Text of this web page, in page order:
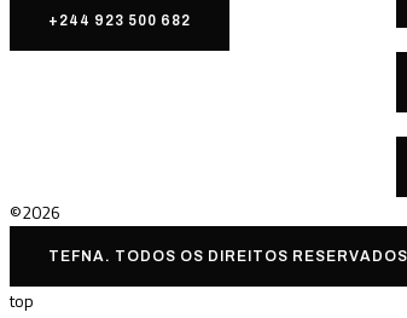
+244 923 500 682
©2026
TEFNA. TODOS OS DIREITOS
top